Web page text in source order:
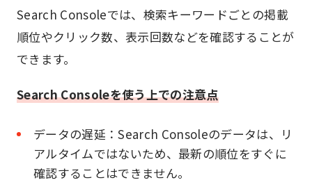
Search Consoleでは、検索キーワードごとの掲載
順位やクリック数、表示回数などを確認することが
できます。
Search Consoleを使う上での注意点
データの遅延：Search Consoleのデータは、リ
アルタイムではないため、最新の順位をすぐに
確認することはできません。